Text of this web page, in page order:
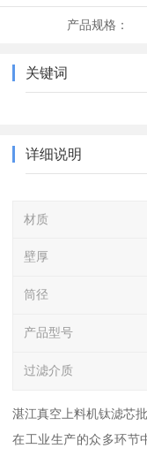
产品规格：
关键词
详细说明
材质
壁厚
筒径
产品型号
过滤介质
湛江真空上料机钛滤芯
在工业生产的众多环节